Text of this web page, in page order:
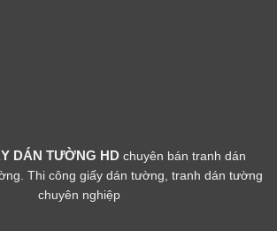
DÁN TƯỜNG HD chuyên bán tranh dán
Thi công giấy dán tường, tranh dán tường
chuyên nghiệp